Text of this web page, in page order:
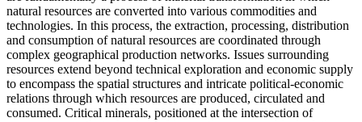
natural resources are converted into various commodities and
technologies. In this process, the extraction, processing, distribution
and consumption of natural resources are coordinated through
complex geographical production networks. Issues surrounding
resources extend beyond technical exploration and economic supply
to encompass the spatial structures and intricate political-economic
relations through which resources are produced, circulated and
consumed. Critical minerals, positioned at the intersection of